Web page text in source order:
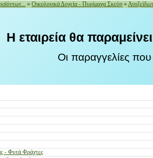
» Οικολογικά Δοχεία - Πυρίμαχα Σκεύη »
Η εταιρεία θα
Οι παραγγελίες
- Φυτά Φράχτες